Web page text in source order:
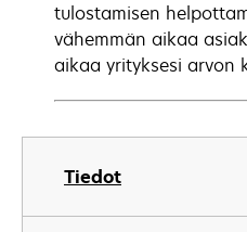
Tiedot
tulostamisen
vähemmän aikaa
aikaa yrityksesi arvon